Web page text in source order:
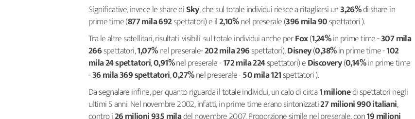
Significative, invece le share diSky, che sul totale individui riesce a ritagliarsi un3,26%di share in
prime time (877 mila 692spettatori) e il2,10%nel preserale (396 mila 90spettatori ).
Tra le altre satellitari, risultati 'visibili' sul totale individui anche perFox(1,24%in prime time -307 mila
266spettatori,1,07%nel preserale-202 mila 296spettatori),Disney(0,38%in prime time -102
mila 24 spettatori,0,91%nel preserale -172 mila 224spettatori) eDiscovery(0,14%in prime time
-36 mila 369 spettatori,0,27%nel preserale -50 mila 121spettatori ).
Da segnalare infine, per quanto riguarda il totale individui, un calo di circa1 milionedi spettatori negli
ultimi 5 anni. Nel novembre 2002, infatti, in prime time erano sintonizzati27 milioni 990 italiani,